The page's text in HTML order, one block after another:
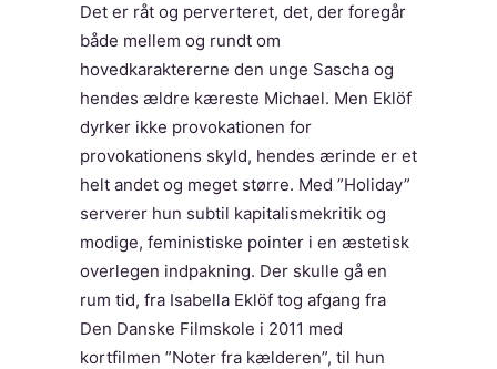
Det er råt og perverteret, det, der foregår
både mellem og rundt om
hovedkaraktererne den unge Sascha og
hendes ældre kæreste Michael. Men Eklöf
dyrker ikke provokationen for
provokationens skyld, hendes ærinde er et
helt andet og meget større. Med ”Holiday”
serverer hun subtil kapitalismekritik og
modige, feministiske pointer i en æstetisk
overlegen indpakning. Der skulle gå en
rum tid, fra Isabella Eklöf tog afgang fra
Den Danske Filmskole i 2011 med
kortfilmen ”Noter fra kælderen”, til hun